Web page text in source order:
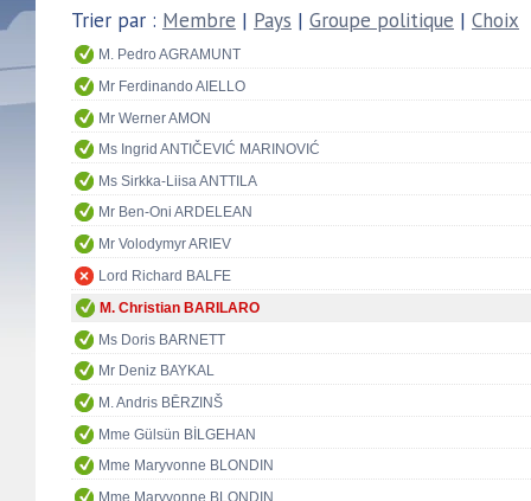
Trier par : Membre | Pays | Groupe politique | Choix
M. Pedro AGRAMUNT
Mr Ferdinando AIELLO
Mr Werner AMON
Ms Ingrid ANTIČEVIĆ MARINOVIĆ
Ms Sirkka-Liisa ANTTILA
Mr Ben-Oni ARDELEAN
Mr Volodymyr ARIEV
Lord Richard BALFE
M. Christian BARILARO
Ms Doris BARNETT
Mr Deniz BAYKAL
M. Andris BĒRZINŠ
Mme Gülsün BİLGEHAN
Mme Maryvonne BLONDIN
Mme Maryvonne BLONDIN